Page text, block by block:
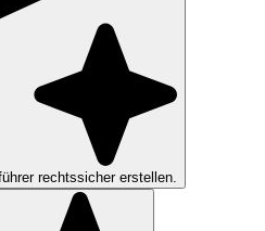
rechtssicher erstellen.